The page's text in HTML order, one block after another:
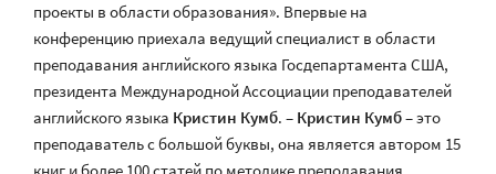
проекты в области образования». Впервые на
конференцию приехала ведущий специалист в области
преподавания английского языка Госдепартамента США,
президента Международной Ассоциации преподавателей
английского языка Кристин Кумб. – Кристин Кумб– это
преподаватель с большой буквы, она является автором 15